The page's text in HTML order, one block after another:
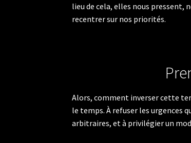
lieu de cela, elles nous pressent,
recentrer sur nos priorités.
Alors, comment inverser cette
le temps. À refuser les urgences
arbitraires, et à privilégier un